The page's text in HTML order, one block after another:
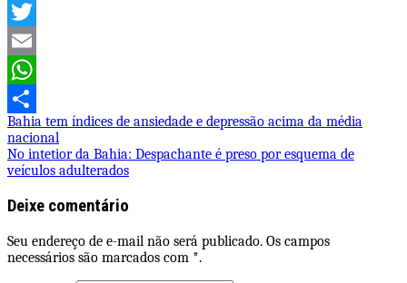
Facebook
Twitter
Email
WhatsApp
Share
Navegação
de
Post
Bahia tem índices de ansiedade e depressão acima da média
nacional
No intetior da Bahia: Despachante é preso por esquema de
veículos adulterados
Deixe comentário
Seu endereço de e-mail não será publicado. Os campos
necessários são marcados com *.